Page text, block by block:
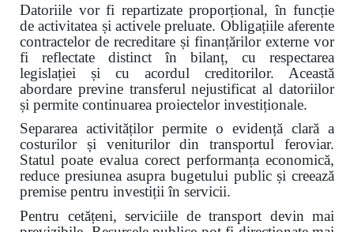
Datoriile vor fi repartizate proporțional, în funcție
de activitatea și activele preluate. Obligațiile aferente
contractelor de recreditare și finanțărilor externe vor
fi reflectate distinct în bilanț, cu respectarea
legislației și cu acordul creditorilor. Această
abordare previne transferul nejustificat al datoriilor
și permite continuarea proiectelor investiționale.
Separarea activităților permite o evidență clară a
costurilor și veniturilor din transportul feroviar.
Statul poate evalua corect performanța economică,
reduce presiunea asupra bugetului public și creează
premise pentru investiții în servicii.
Pentru cetățeni, serviciile de transport devin mai